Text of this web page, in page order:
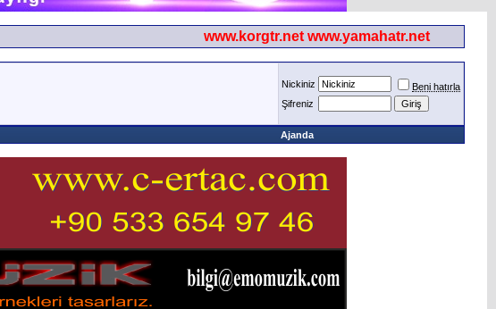
www.korgtr.net www.yamahatr.net
Nickiniz
Beni hatırla
Şifreniz
Ajanda